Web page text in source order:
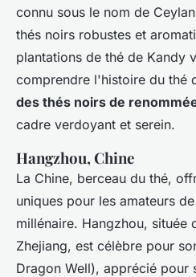
connu sous le nom de
thés noirs robustes et
plantations de thé de Kandy
comprendre l'histoire du thé
des thés noirs de
cadre verdoyant et serein.
Hangzhou, Chine
La Chine, berceau du thé,
uniques pour les amateurs
millénaire. Hangzhou, située
Zhejiang, est célèbre pour
Dragon Well), apprécié pour